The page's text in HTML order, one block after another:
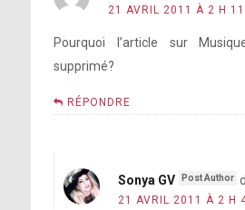
21 AVRIL 2011 À 2 H
Pourquoi l’article sur
supprimé?
RÉPONDRE
Sonya GV
21 AVRIL 2011 À 2 H